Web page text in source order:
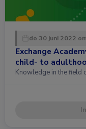
do 30 juni 2022
Exchange
child- to
Knowledge in the field